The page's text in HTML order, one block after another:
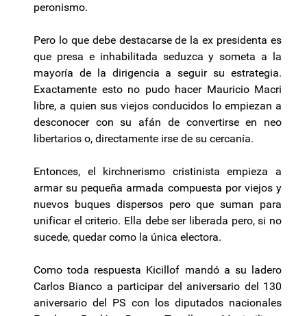
peronismo.
Pero lo que debe destacarse de la ex presidenta es
que presa e inhabilitada seduzca y someta a la
mayoría de la dirigencia a seguir su estrategia.
Exactamente esto no pudo hacer Mauricio Macri
libre, a quien sus viejos conducidos lo empiezan a
desconocer con su afán de convertirse en neo
libertarios o, directamente irse de su cercanía.
Entonces, el kirchnerismo cristinista empieza a
armar su pequeña armada compuesta por viejos y
nuevos buques dispersos pero que suman para
unificar el criterio. Ella debe ser liberada pero, si no
sucede, quedar como la única electora.
Como toda respuesta Kicillof mandó a su ladero
Carlos Bianco a participar del aniversario del 130
aniversario del PS con los diputados nacionales